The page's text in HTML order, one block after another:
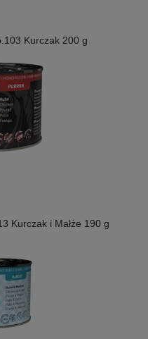
Kurczak 200 g
Kurczak i Małże 190 g